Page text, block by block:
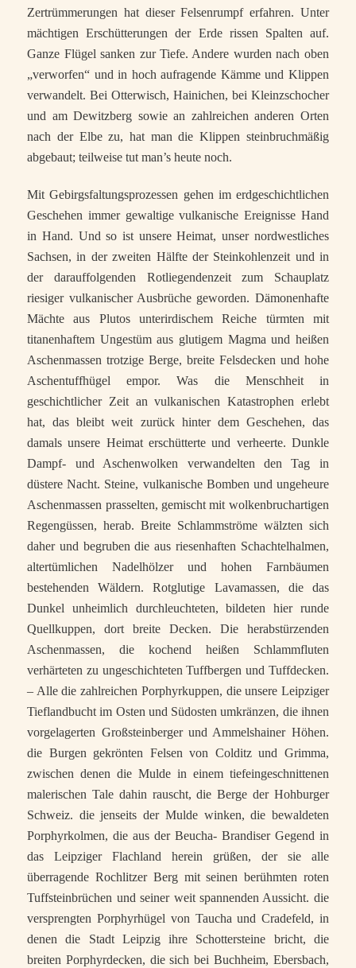
Zertrümmerungen hat dieser Felsenrumpf erfahren. Unter
mächtigen Erschütterungen der Erde rissen Spalten auf.
Ganze Flügel sanken zur Tiefe. Andere wurden nach oben
„verworfen“ und in hoch aufragende Kämme und Klippen
verwandelt. Bei Otterwisch, Hainichen, bei Kleinzschocher
und am Dewitzberg sowie an zahlreichen anderen Orten
nach der Elbe zu, hat man die Klippen steinbruchmäßig
abgebaut; teilweise tut man’s heute noch.
Mit Gebirgsfaltungsprozessen gehen im erdgeschichtlichen
Geschehen immer gewaltige vulkanische Ereignisse Hand
in Hand. Und so ist unsere Heimat, unser nordwestliches
Sachsen, in der zweiten Hälfte der Steinkohlenzeit und in
der darauffolgenden Rotliegendenzeit zum Schauplatz
riesiger vulkanischer Ausbrüche geworden. Dämonenhafte
Mächte aus Plutos unterirdischem Reiche türmten mit
titanenhaftem Ungestüm aus glutigem Magma und heißen
Aschenmassen trotzige Berge, breite Felsdecken und hohe
Aschentuffhügel empor. Was die Menschheit in
geschichtlicher Zeit an vulkanischen Katastrophen erlebt
hat, das bleibt weit zurück hinter dem Geschehen, das
damals unsere Heimat erschütterte und verheerte. Dunkle
Dampf- und Aschenwolken verwandelten den Tag in
düstere Nacht. Steine, vulkanische Bomben und ungeheure
Aschenmassen prasselten, gemischt mit wolkenbruchartigen
Regengüssen, herab. Breite Schlammströme wälzten sich
daher und begruben die aus riesenhaften Schachtelhalmen,
altertümlichen Nadelhölzer und hohen Farnbäumen
bestehenden Wäldern. Rotglutige Lavamassen, die das
Dunkel unheimlich durchleuchteten, bildeten hier runde
Quellkuppen, dort breite Decken. Die herabstürzenden
Aschenmassen, die kochend heißen Schlammfluten
verhärteten zu ungeschichteten Tuffbergen und Tuffdecken.
– Alle die zahlreichen Porphyrkuppen, die unsere Leipziger
Tieflandbucht im Osten und Südosten umkränzen, die ihnen
vorgelagerten Großsteinberger und Ammelshainer Höhen.
die Burgen gekrönten Felsen von Colditz und Grimma,
zwischen denen die Mulde in einem tiefeingeschnittenen
malerischen Tale dahin rauscht, die Berge der Hohburger
Schweiz. die jenseits der Mulde winken, die bewaldeten
Porphyrkolmen, die aus der Beucha- Brandiser Gegend in
das Leipziger Flachland herein grüßen, der sie alle
überragende Rochlitzer Berg mit seinen berühmten roten
Tuffsteinbrüchen und seiner weit spannenden Aussicht. die
versprengten Porphyrhügel von Taucha und Cradefeld, in
denen die Stadt Leipzig ihre Schottersteine bricht, die
breiten Porphyrdecken, die sich bei Buchheim, Ebersbach,